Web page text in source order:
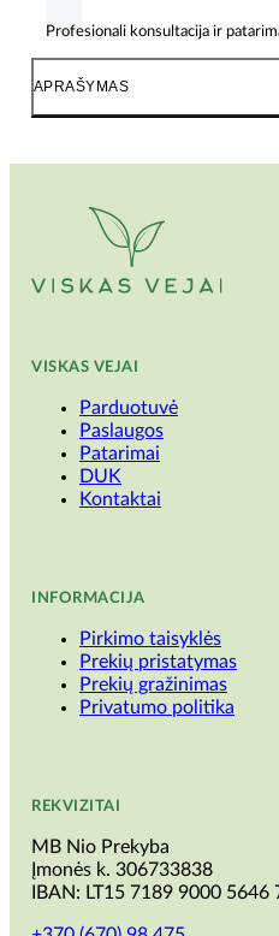
324
WH
Profesionali konsultacija ir
APRAŠYMAS
VISKAS VEJAI
Parduotuvė
Paslaugos
Patarimai
DUK
Kontaktai
INFORMACIJA
Pirkimo taisyklės
Prekių pristatymas
Prekių gražinimas
Privatumo politika
REKVIZITAI
MB Nio Prekyba
Įmonės k. 306733838
IBAN: LT15 7189 9000 5646